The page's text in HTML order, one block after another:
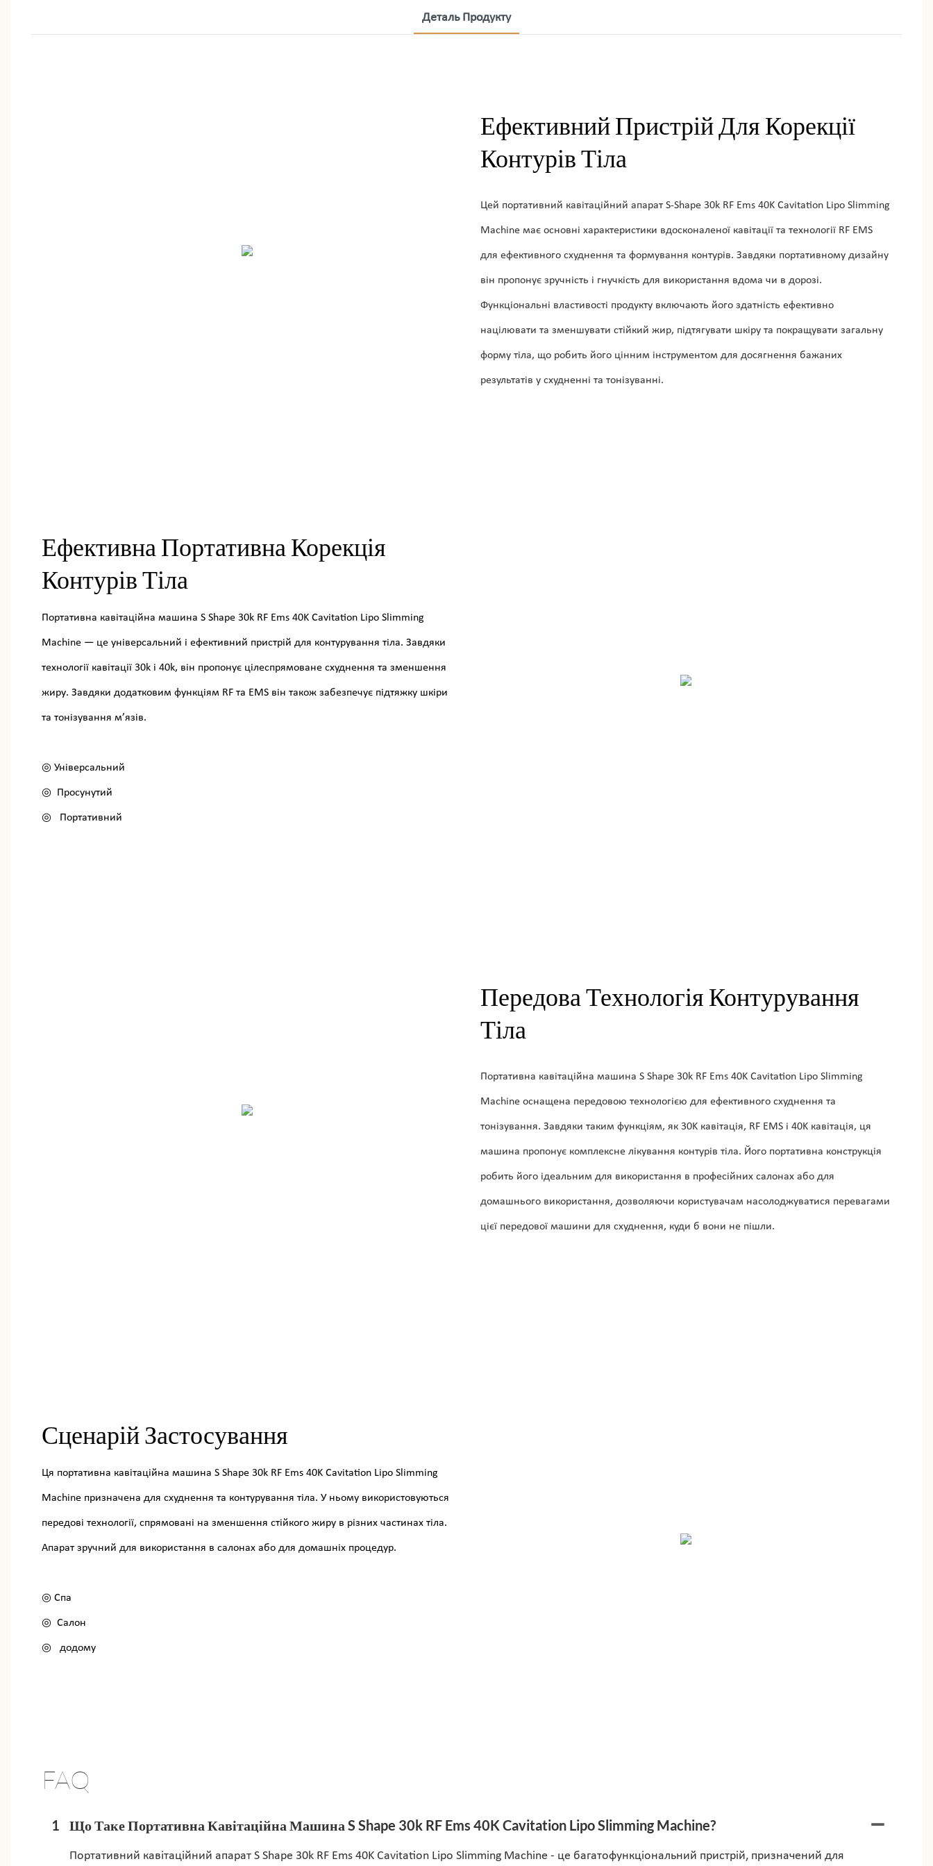
Деталь Продукту
Ефективний Пристрій Для Корекції
Контурів Тіла
Цей портативний кавітаційний апарат S-Shape 30k RF Ems 40K Cavitation Lipo Slimming
Machine має основні характеристики вдосконаленої кавітації та технології RF EMS
для ефективного схуднення та формування контурів. Завдяки портативному дизайну
він пропонує зручність і гнучкість для використання вдома чи в дорозі.
Функціональні властивості продукту включають його здатність ефективно
націлювати та зменшувати стійкий жир, підтягувати шкіру та покращувати загальну
форму тіла, що робить його цінним інструментом для досягнення бажаних
результатів у схудненні та тонізуванні.
Ефективна Портативна Корекція
Контурів Тіла
Портативна кавітаційна машина S Shape 30k RF Ems 40K Cavitation Lipo Slimming
Machine — це універсальний і ефективний пристрій для контурування тіла. Завдяки
технології кавітації 30k і 40k, він пропонує цілеспрямоване схуднення та зменшення
жиру. Завдяки додатковим функціям RF та EMS він також забезпечує підтяжку шкіри
та тонізування м’язів.
◎ Універсальний
◎ Просунутий
◎ Портативний
Передова Технологія Контурування
Тіла
Портативна кавітаційна машина S Shape 30k RF Ems 40K Cavitation Lipo Slimming
Machine оснащена передовою технологією для ефективного схуднення та
тонізування. Завдяки таким функціям, як 30K кавітація, RF EMS і 40K кавітація, ця
машина пропонує комплексне лікування контурів тіла. Його портативна конструкція
робить його ідеальним для використання в професійних салонах або для
домашнього використання, дозволяючи користувачам насолоджуватися перевагами
цієї передової машини для схуднення, куди б вони не пішли.
Сценарій Застосування
Ця портативна кавітаційна машина S Shape 30k RF Ems 40K Cavitation Lipo Slimming
Machine призначена для схуднення та контурування тіла. У ньому використовуються
передові технології, спрямовані на зменшення стійкого жиру в різних частинах тіла.
Апарат зручний для використання в салонах або для домашніх процедур.
◎ Спа
◎ Салон
◎ додому
FAQ
1 Що Таке Портативна Кавітаційна Машина S Shape 30k RF Ems 40K Cavitation Lipo Slimming Machine?
Портативний кавітаційний апарат S Shape 30k RF Ems 40K Cavitation Lipo Slimming Machine - це багатофункціональний пристрій, призначений для